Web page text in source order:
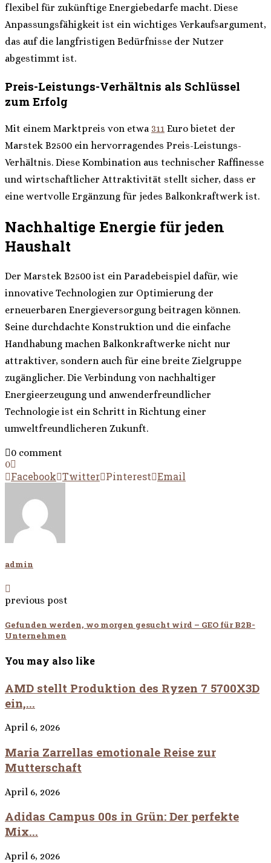
flexibel für zukünftige Energiebedarfe macht. Diese
Anpassungsfähigkeit ist ein wichtiges Verkaufsargument,
das auf die langfristigen Bedürfnisse der Nutzer
abgestimmt ist.
Preis-Leistungs-Verhältnis als Schlüssel
zum Erfolg
Mit einem Marktpreis von etwa 311 Euro bietet der
Marstek B2500 ein hervorragendes Preis-Leistungs-
Verhältnis. Diese Kombination aus technischer Raffinesse
und wirtschaftlicher Attraktivität stellt sicher, dass er
eine wertvolle Ergänzung für jedes Balkonkraftwerk ist.
Nachhaltige Energie für jeden
Haushalt
Der Marstek B2500 ist ein Paradebeispiel dafür, wie
innovative Technologien zur Optimierung der
erneuerbaren Energieversorgung beitragen können.
Seine durchdachte Konstruktion und die einfache
Handhabung machen Balkonkraftwerke nicht nur
attraktiver, sondern auch für eine breite Zielgruppe
zugänglicher. Die Verbindung von nachhaltiger
Energieerzeugung und anwenderfreundlicher
Technologie ist ein Schritt in Richtung einer
umweltfreundlicheren Zukunft.
0 comment
0
Facebook Twitter Pinterest Email
admin
previous post
Gefunden werden, wo morgen gesucht wird – GEO für B2B-
Unternehmen
You may also like
AMD stellt Produktion des Ryzen 7 5700X3D
ein,...
April 6, 2026
Maria Zarrellas emotionale Reise zur
Mutterschaft
April 6, 2026
Adidas Campus 00s in Grün: Der perfekte
Mix...
April 6, 2026